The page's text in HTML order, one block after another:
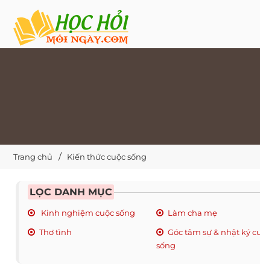
Trang chủ Kiến thức cuộc sống
LỌC DANH MỤC
Kinh nghiệm cuộc sống Làm cha mẹ
Thơ tình
Góc tâm sự & nhật ký
sống